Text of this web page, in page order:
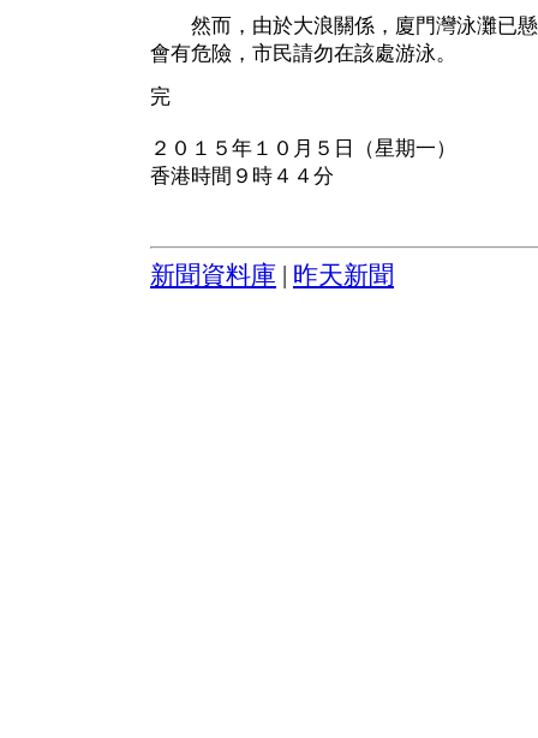
然而，由於大浪關係，廈門灣泳灘已懸
會有危險，市民請勿在該處游泳。
完
２０１５年１０月５日（星期一）
香港時間９時４４分
新聞資料庫 昨天新聞